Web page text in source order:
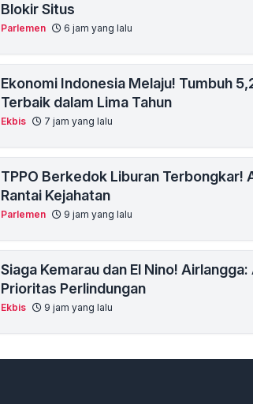
Blokir Situs
Parlemen 6 jam yang lalu
Ekonomi Indonesia Melaju! Tumbuh
Terbaik dalam Lima Tahun
Ekbis 7 jam yang lalu
TPPO Berkedok Liburan Terbongkar!
Rantai Kejahatan
Parlemen 9 jam yang lalu
Siaga Kemarau dan El Nino!
Prioritas Perlindungan
Ekbis 9 jam yang lalu